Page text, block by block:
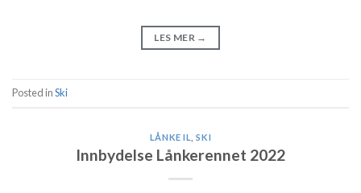
LES MER →
Posted inSki
LÅNKE IL ,SKI
Innbydelse Lånkerennet 2022